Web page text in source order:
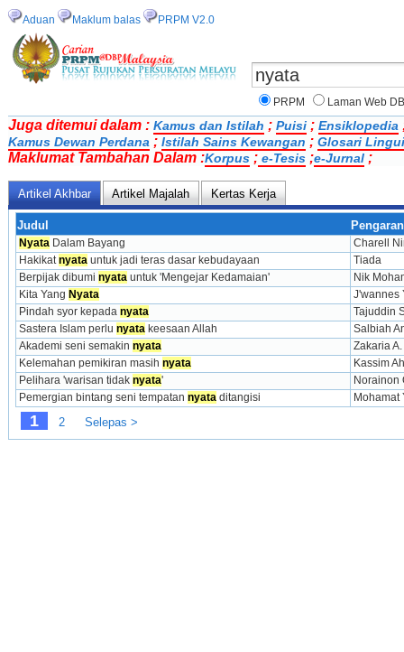
Aduan Maklum balas PRPM V2.0
PRPM Laman Web
Juga ditemui dalam : Kamus dan Istilah ; Puisi ; Ensiklopedia
Kamus Dewan Perdana ; Istilah Sains Kewangan ; Glosari
Maklumat Tambahan Dalam :Korpus ; e-Tesis ;e-Jurnal ;
Artikel Akhbar Artikel Majalah Kertas Kerja
Judul
Nyata Dalam Bayang
Charell
Hakikat nyata untuk jadi teras dasar kebudayaan
Tiada
Berpijak dibumi nyata untuk 'Mengejar Kedamaian'
Nik
Kita Yang Nyata
J'wannes
Pindah syor kepada nyata
Tajuddin
Sastera Islam perlu nyata keesaan Allah
Salbiah
Akademi seni semakin nyata
Zakaria
Kelemahan pemikiran masih nyata
Kassim
Pelihara 'warisan tidak nyata'
Norainon
Pemergian bintang seni tempatan nyata ditangisi Mohamat
1 2 Selepas >